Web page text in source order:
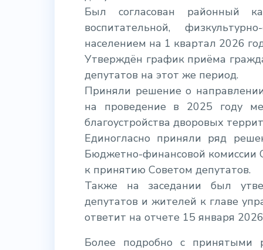
Был согласован районный
воспитательной,
населением на 1 квартал 2026
Утверждён график приёма
депутатов на этот же период.
Приняли решение о
на проведение в 2025 году
благоустройства дворовых
Единогласно приняли ряд
Бюджетно-финансовой комиссии
к принятию Советом депутатов.
Также на заседании был
депутатов и жителей к главе
ответит на отчете 15 января
Более подробно с принятыми